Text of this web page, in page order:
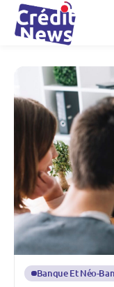
Banque Et Néo-